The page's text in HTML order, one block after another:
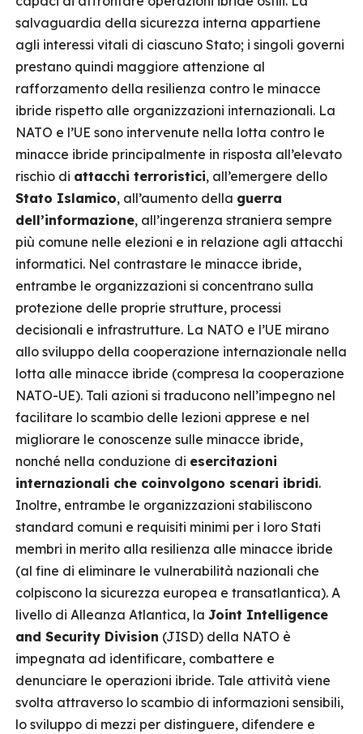
salvaguardia della sicurezza interna appartiene
agli interessi vitali di ciascuno Stato; i singoli governi
prestano quindi maggiore attenzione al
rafforzamento della resilienza contro le minacce
ibride rispetto alle organizzazioni internazionali. La
NATO e l’UE sono intervenute nella lotta contro le
minacce ibride principalmente in risposta all’elevato
rischio di attacchi terroristici, all’emergere dello
Stato Islamico, all’aumento della guerra
dell’informazione, all’ingerenza straniera sempre
più comune nelle elezioni e in relazione agli attacchi
informatici. Nel contrastare le minacce ibride,
entrambe le organizzazioni si concentrano sulla
protezione delle proprie strutture, processi
decisionali e infrastrutture. La NATO e l’UE mirano
allo sviluppo della cooperazione internazionale nella
lotta alle minacce ibride (compresa la cooperazione
NATO-UE). Tali azioni si traducono nell’impegno nel
facilitare lo scambio delle lezioni apprese e nel
migliorare le conoscenze sulle minacce ibride,
nonché nella conduzione di esercitazioni
internazionali che coinvolgono scenari ibridi.
Inoltre, entrambe le organizzazioni stabiliscono
standard comuni e requisiti minimi per i loro Stati
membri in merito alla resilienza alle minacce ibride
(al fine di eliminare le vulnerabilità nazionali che
colpiscono la sicurezza europea e transatlantica). A
livello di Alleanza Atlantica, la Joint Intelligence
and Security Division (JISD) della NATO è
impegnata ad identificare, combattere e
denunciare le operazioni ibride. Tale attività viene
svolta attraverso lo scambio di informazioni sensibili,
lo sviluppo di mezzi per distinguere, difendere e